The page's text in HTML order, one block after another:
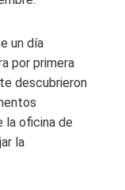
un día
por primera
descubrieron
la oficina de
la